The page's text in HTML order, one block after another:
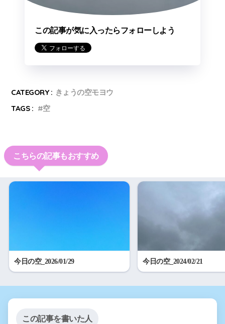
この記事が気に入ったらフォローしよう
CATEGORY : きょうの空モヨウ
TAGS :
空
こちらの記事もおすすめ
今日の空_2026/01/29 今日の空_2024/02/21
この記事を書いた人